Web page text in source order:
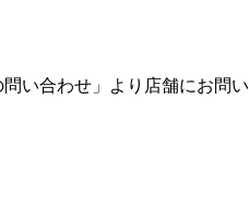
い合わせ」より店舗にお問い